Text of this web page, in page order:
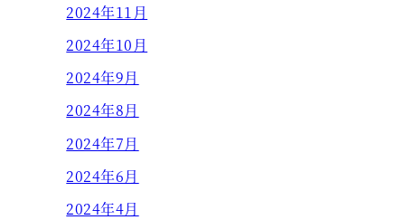
2024年11月
2024年10月
2024年9月
2024年8月
2024年7月
2024年6月
2024年4月